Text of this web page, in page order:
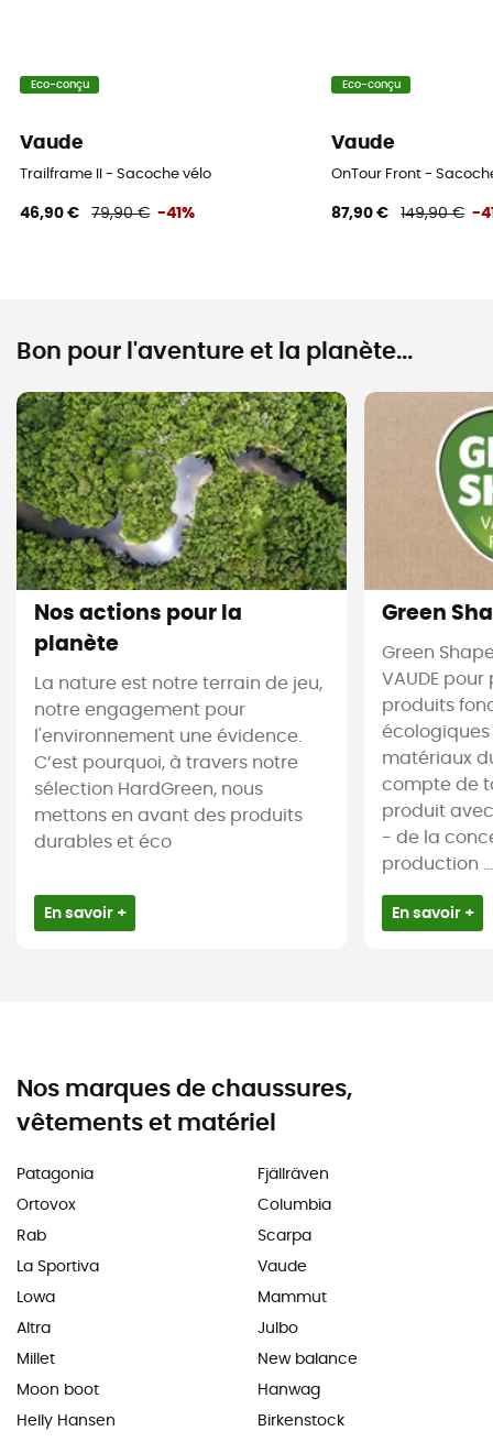
Eco-conçu
Vaude
Trailframe II - Sacoche vélo
46,90 € 79,90 € -41%
Eco-conçu
Vaude
OnTour Front -
87,90 € 149,90 € -
Bon pour l'aventure et la planète...
Nos actions pour la
planète
La nature est notre terrain de jeu,
notre engagement pour
l'environnement une évidence.
C’est pourquoi, à travers notre
sélection HardGreen, nous
mettons en avant des produits
durables et éco
En savoir +
Green
Green
VAUDE
produits
matériaux
compte de
produit
- de la
production ...
En savoir +
Nos marques de chaussures,
vêtements et matériel
Patagonia
Ortovox
Rab
La Sportiva
Lowa
Altra
Millet
Moon boot
Helly Hansen
Fjällräven
Columbia
Scarpa
Vaude
Mammut
Julbo
New balance
Hanwag
Birkenstock